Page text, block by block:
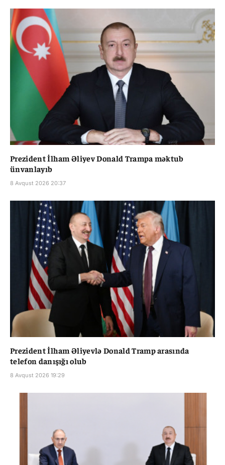
Prezident İlham Əliyev Donald Trampa məktub
ünvanlayıb
8 Avqust 2026 20:37
Prezident İlham Əliyevlə Donald Tramp arasında
telefon danışığı olub
8 Avqust 2026 19:29